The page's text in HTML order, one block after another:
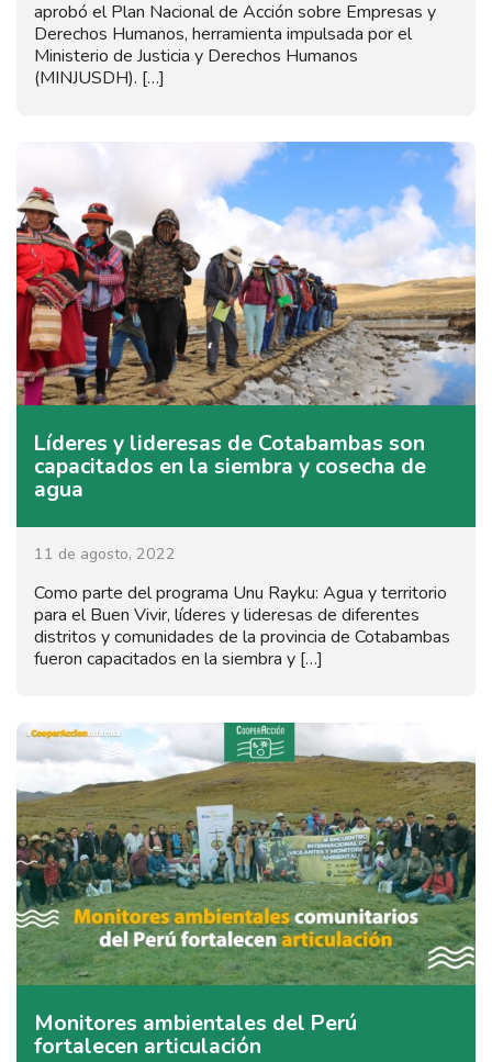
aprobó el Plan Nacional de Acción sobre Empresas y
Derechos Humanos, herramienta impulsada por el
Ministerio de Justicia y Derechos Humanos
(MINJUSDH). […]
Líderes y lideresas de Cotabambas son
capacitados en la siembra y cosecha de
agua
11 de agosto, 2022
Como parte del programa Unu Rayku: Agua y territorio
para el Buen Vivir, líderes y lideresas de diferentes
distritos y comunidades de la provincia de Cotabambas
fueron capacitados en la siembra y […]
Monitores ambientales del Perú
fortalecen articulación